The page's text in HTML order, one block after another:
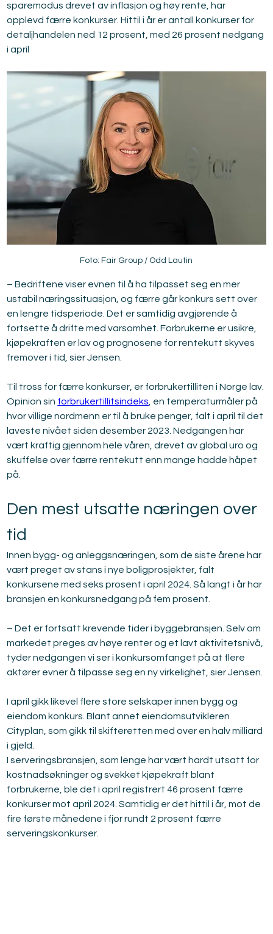
sparemodus drevet av inflasjon og høy rente, har
opplevd færre konkurser. Hittil i år er antall konkurser for
detaljhandelen ned 12 prosent, med 26 prosent nedgang
i april
Foto: Fair Group / Odd Lautin
– Bedriftene viser evnen til å ha tilpasset seg en mer
ustabil næringssituasjon, og færre går konkurs sett over
en lengre tidsperiode. Det er samtidig avgjørende å
fortsette å drifte med varsomhet. Forbrukerne er usikre,
kjøpekraften er lav og prognosene for rentekutt skyves
fremover i tid, sier Jensen.
Til tross for færre konkurser, er forbrukertilliten i Norge lav.
Opinion sin forbrukertillitsindeks , en temperaturmåler på
hvor villige nordmenn er til å bruke penger, falt i april til det
laveste nivået siden desember 2023. Nedgangen har
vært kraftig gjennom hele våren, drevet av global uro og
skuffelse over færre rentekutt enn mange hadde håpet
på.
Den mest utsatte næringen over
tid
Innen bygg- og anleggsnæringen, som de siste årene har
vært preget av stans i nye boligprosjekter, falt
konkursene med seks prosent i april 2024. Så langt i år har
bransjen en konkursnedgang på fem prosent.
– Det er fortsatt krevende tider i byggebransjen. Selv om
markedet preges av høye renter og et lavt aktivitetsnivå,
tyder nedgangen vi ser i konkursomfanget på at flere
aktører evner å tilpasse seg en ny virkelighet, sier Jensen.
I april gikk likevel flere store selskaper innen bygg og
eiendom konkurs. Blant annet eiendomsutvikleren
Cityplan, som gikk til skifteretten med over en halv milliard
i gjeld.
I serveringsbransjen, som lenge har vært hardt utsatt for
kostnadsøkninger og svekket kjøpekraft blant
forbrukerne, ble det i april registrert 46 prosent færre
konkurser mot april 2024. Samtidig er det hittil i år, mot de
fire første månedene i fjor rundt 2 prosent færre
serveringskonkurser.